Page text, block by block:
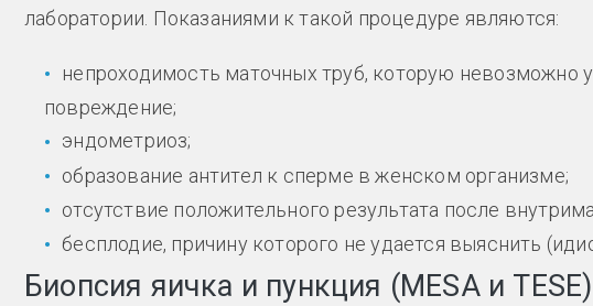
лаборатории. Показаниями к такой процедуре являются:
непроходимость маточных труб, которую невозможно
повреждение;
эндометриоз;
образование антител к сперме в женском организме;
отсутствие положительного результата после
бесплодие, причину которого не удается выяснить
Биопсия яичка и пункция (MESA и TESE)